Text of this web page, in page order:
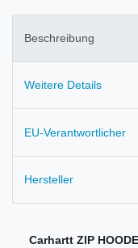
Beschreibung
Weitere Details
EU-Verantwortlicher
Hersteller
Carhartt ZIP